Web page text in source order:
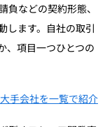
などの契約形態、
します。自社の取引
、項目一つひとつの
手会社を一覧で紹介